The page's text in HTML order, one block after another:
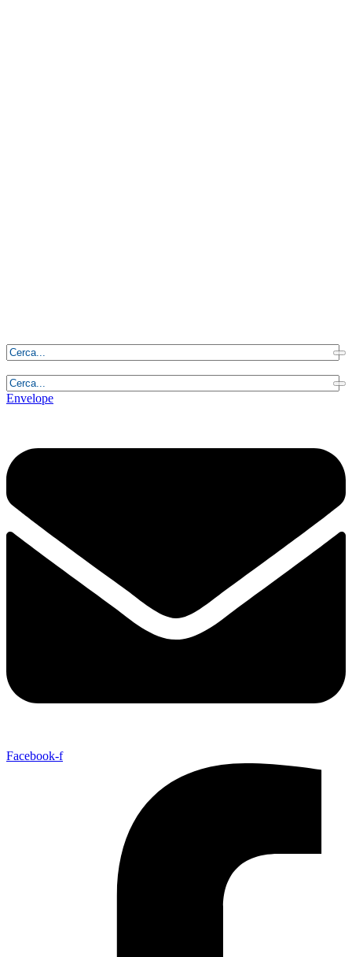
Envelope
Facebook-f